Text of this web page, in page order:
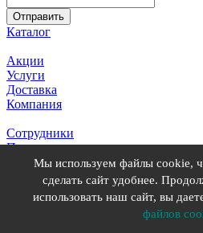
Каталог
Акции
Услуги
Доставка
Компания
Сотрудники
Проекты
Новости
Статьи
Вакансии
Политика конфиденциальности
Мы используем файлы cookie,
сделать сайт удобнее.
использовать наш сайт, вы
файлов